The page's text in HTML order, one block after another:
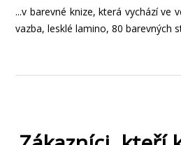
...v barevné knize, která vychází ve
vazba, lesklé lamino, 80 barevných